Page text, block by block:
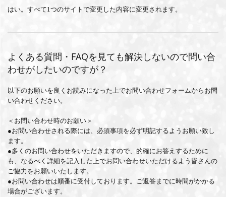
はい。すべて1つのサイトで変更した内容に変更されます。
よくある質問・FAQを見ても解決しないので問い合
わせがしたいのですが？
以下のお願いを良くお読みになった上でお問い合わせフォームからお問
い合わせください。
＜お問い合わせ時のお願い＞
●お問い合わせされる際には、必須事項を必ず明記するようお願い致し
ます。
●多くのお問い合わせをいただきますので、的確にお答えするために
も、なるべく詳細を記入した上でお問い合わせいただけるよう皆さんの
ご協力をお願いいたします。
●お問い合わせは順番に受付しております。ご返答までに時間がかかる
場合がございます。